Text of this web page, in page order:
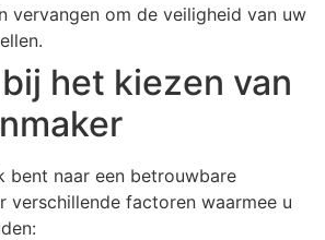
vervangen om de veiligheid van uw
het kiezen van
bent naar een betrouwbare
verschillende factoren waarmee u